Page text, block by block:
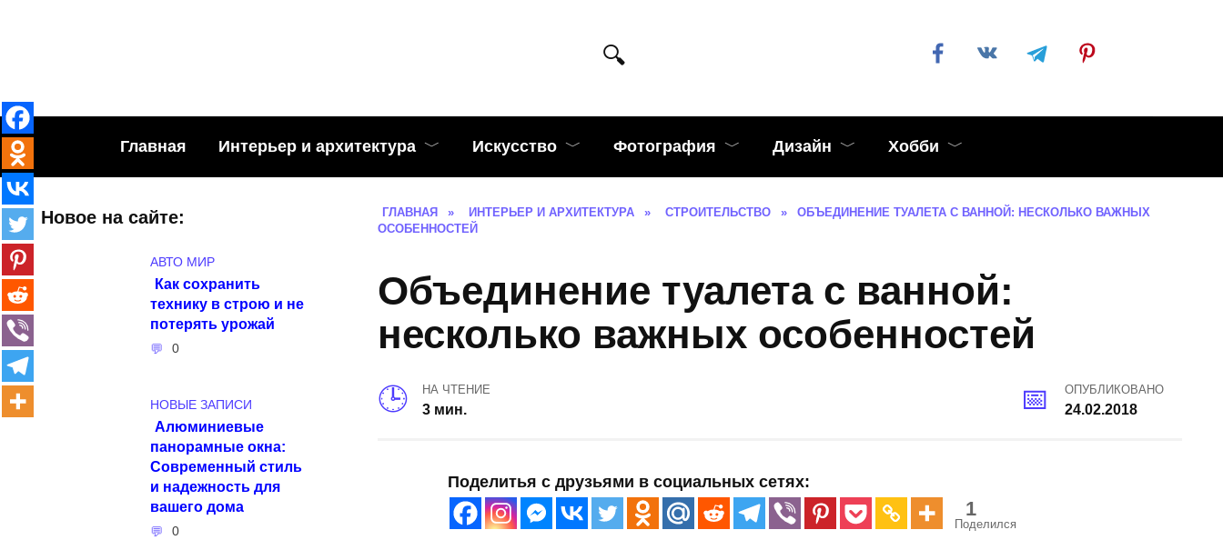
Главная Интерьер и архитектура Искусство Фотография Дизайн Хобби
ГЛАВНАЯ » ИНТЕРЬЕР И АРХИТЕКТУРА » СТРОИТЕЛЬСТВО »
ОБЪЕДИНЕНИЕ ТУАЛЕТА С ВАННОЙ: НЕСКОЛЬКО ВАЖНЫХ
ОСОБЕННОСТЕЙ
Объединение туалета с ванной:
несколько важных особенностей
НА ЧТЕНИЕ
3 мин.
ОПУБЛИКОВАНО
24.02.2018
Поделитья с друзьями в социальных сетях:
1
Поделился
Новое на сайте:
АВТО МИР
Как сохранить
технику в строю и не
потерять урожай
0
НОВЫЕ ЗАПИСИ
Алюминиевые
панорамные окна:
Современный стиль
и надежность для
вашего дома
0